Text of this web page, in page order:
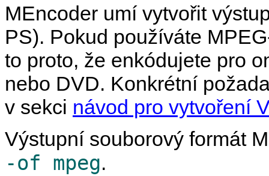
MEncoder umí vytvořit
PS). Pokud používáte
to proto, že enkódujete pro
nebo DVD. Konkrétní
v sekci návod pro vytvoření
Výstupní souborový formát
-of mpeg.